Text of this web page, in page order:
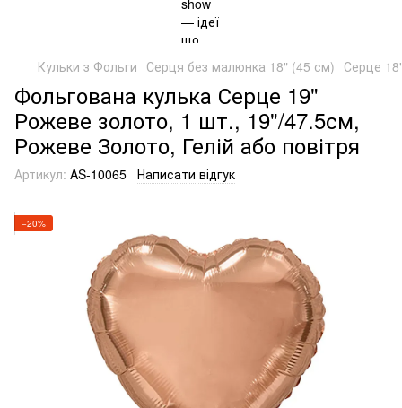
Кульки з Фольги Серця без малюнка 18" (45 см) Серце
Фольгована кулька Серце 19"
Рожеве золото, 1 шт., 19"/47.5см,
Рожеве Золото, Гелій або повітря
Артикул: AS-10065 Написати відгук
−20%